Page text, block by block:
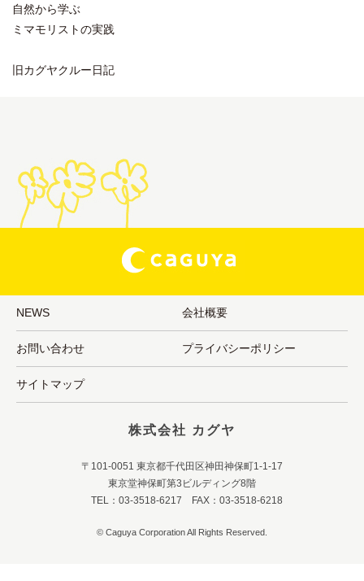
自然から学ぶ
ミマモリストの実践
旧カグヤクルー日記
NEWS 会社概要
お問い合わせ プライバシーポリシー
サイトマップ
株式会社 カグヤ
〒101-0051 東京都千代田区神田神保町1-1-17
東京堂神保町第3ビルディング8階
TEL：03-3518-6217 FAX：03-3518-6218
© Caguya Corporation All Rights Reserved.